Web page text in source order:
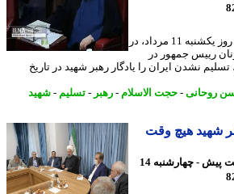
حجت الاسلام حسن روحانی، روز یکشنبه 11 مرداد، در
رییس جمهور در
نشدن ایران را یادگار رهبر شهید در تاریخ
-حجت الاسلام-رهبر -تسلیم-شهید
هیچ وقت
16 ساعت پیش - چهارشنبه 14